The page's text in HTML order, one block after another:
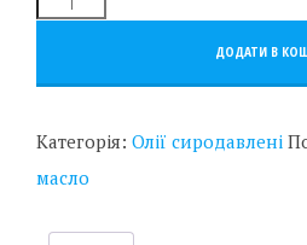
ДОДАТИ В
Категорія: Олії сиродавлені
масло